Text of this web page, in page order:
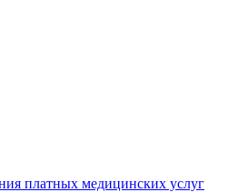
платных медицинских услуг